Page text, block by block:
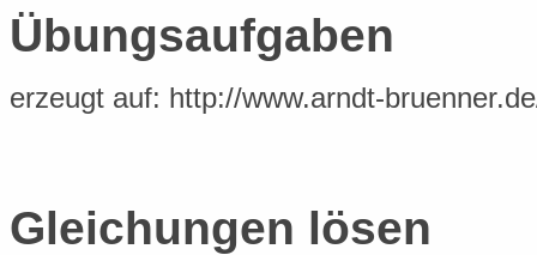
Übungsaufgaben
erzeugt auf: http://www.arndt-
Gleichungen lösen